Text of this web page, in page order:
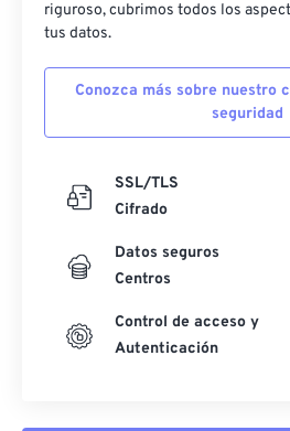
riguroso, cubrimos todos los
tus datos.
Conozca más sobre nuestro
seguridad
SSL/TLS
Cifrado
Datos seguros
Centros
Control de acceso y
Autenticación